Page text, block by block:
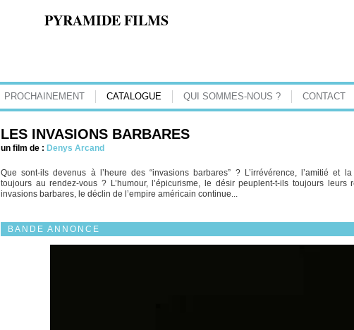
PYRAMIDE FILMS
PROCHAINEMENT CATALOGUE QUI SOMMES-NOUS ? CONTACT
LES INVASIONS BARBARES
un film de : Denys Arcand
Que sont-ils devenus à l’heure des “invasions barbares” ? L’irrévérence, l’amitié et
toujours au rendez-vous ? L’humour, l’épicurisme, le désir peuplent-t-ils toujours leurs
invasions barbares, le déclin de l’empire américain continue...
BANDE ANNONCE